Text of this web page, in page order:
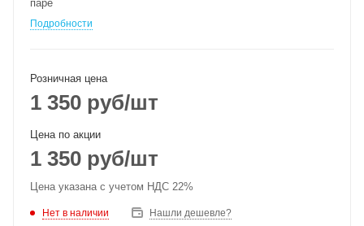
паре
Подробности
Розничная цена
1 350 руб/шт
Цена по акции
1 350 руб/шт
Цена указана с учетом НДС 22%
Нет в наличии Нашли дешевле?